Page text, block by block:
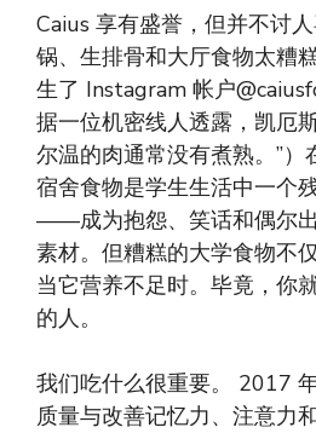
Caius 享有盛誉，但并不讨
锅、生排骨和大厅食物太糟
生了 Instagram 帐户
据一位机密线人透露，凯厄
尔温的肉通常没有煮熟。”）
宿舍食物是学生生活中一个
——成为抱怨、笑话和偶尔
素材。但糟糕的大学食物不
当它营养不足时。毕竟，你
的人。
我们吃什么很重要。 2017
质量与改善记忆力、注意力